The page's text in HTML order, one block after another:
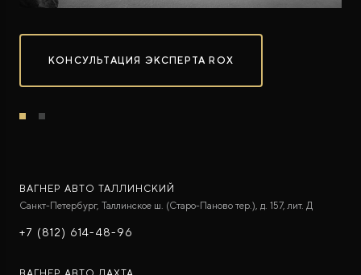
КОНСУЛЬТАЦИЯ ЭКСПЕРТА ROX
ВАГНЕР АВТО ТАЛЛИНСКИЙ
Санкт-Петербург, Таллинское ш. (Старо-Паново тер.), д. 157, лит. Д
+7 (812) 614-48-96